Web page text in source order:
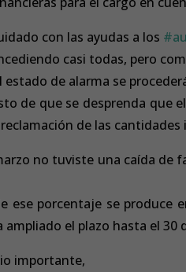
con las ayudas a los #
casi todas, pero
estado de alarma se
de que se desprenda que
de las
no tuviste una caída de
ese porcentaje se produce
ampliado el plazo hasta el 30
importante,